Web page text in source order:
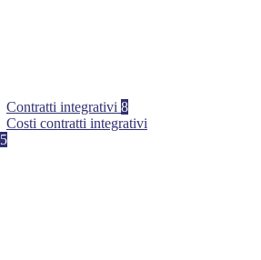
Contratti integrativi 8
Costi contratti integrativi
5